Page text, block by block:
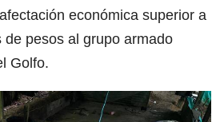
económica superior a
de pesos al grupo armado
Golfo.